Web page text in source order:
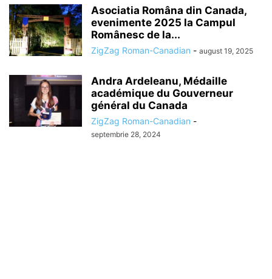
Asociatia Româna din Canada,
evenimente 2025 la Campul
Românesc de la...
ZigZag Roman-Canadian - august 19, 2025
Andra Ardeleanu, Médaille
académique du Gouverneur
général du Canada
ZigZag Roman-Canadian -
septembrie 28, 2024